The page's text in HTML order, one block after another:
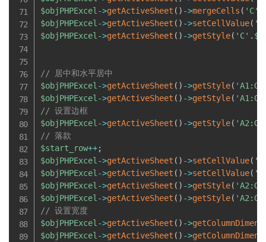
$objPHPExcel ->getActiveSheet ( ) ->mergeCells ( 'C'
$objPHPExcel ->getActiveSheet ( ) ->setCellValue(
$objPHPExcel ->getActiveSheet ( ) ->getStyle( 'C' .
// 居中和水平居中
$objPHPExcel ->getActiveSheet ( ) ->getStyle( 'A1:G'
$objPHPExcel ->getActiveSheet ( ) ->getStyle( 'A1:G'
// 设置边框
$objPHPExcel ->getActiveSheet ( ) ->getStyle( 'A2:G'
// 落款
$start_row++;
$objPHPExcel ->getActiveSheet ( ) ->setCellValue(
$objPHPExcel ->getActiveSheet ( ) ->setCellValue(
$objPHPExcel ->getActiveSheet ( ) ->getStyle( 'A2:G'
$objPHPExcel ->getActiveSheet ( ) ->getStyle( 'A2:G'
// 设置宽度
$objPHPExcel ->getActiveSheet ( ) ->
$objPHPExcel ->getActiveSheet ( ) ->